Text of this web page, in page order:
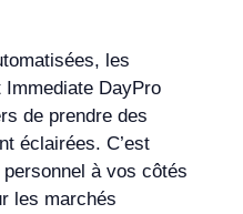
les
Immediate DayPro
de prendre des
éclairées. C’est
à vos côtés
les marchés